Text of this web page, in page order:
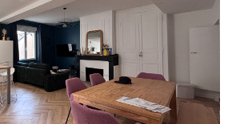
Notre Équipe
Nous Rejoindre
ALERTE EMAIL